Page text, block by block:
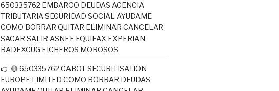
650335762 EMBARGO DEUDAS AGENCIA
TRIBUTARIA SEGURIDAD SOCIAL AYUDAME
COMO BORRAR QUITAR ELIMINAR CANCELAR
SACAR SALIR ASNEF EQUIFAX EXPERIAN
BADEXCUG FICHEROS MOROSOS
👉 🔴 650335762 CABOT SECURITISATION
EUROPE LIMITED COMO BORRAR DEUDAS